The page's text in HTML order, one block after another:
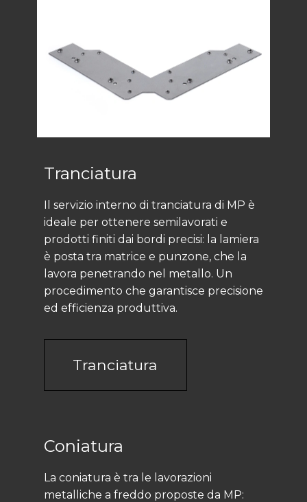
Tranciatura
Il servizio interno di tranciatura di MP è
ideale per ottenere semilavorati e
prodotti finiti dai bordi precisi: la lamiera
è posta tra matrice e punzone, che la
lavora penetrando nel metallo. Un
procedimento che garantisce precisione
ed efficienza produttiva.
Tranciatura
Coniatura
La coniatura è tra le lavorazioni
metalliche a freddo proposte da MP: